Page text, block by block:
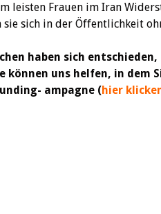
leisten Frauen im Iran
sich in der Öffentlichkeit
haben sich entschieden,
können uns helfen, in dem
ampagne (hier